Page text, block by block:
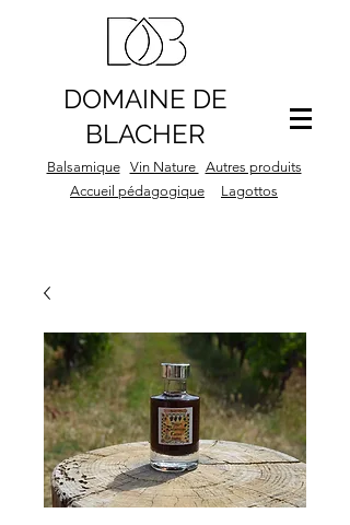
DOMAINE DE
BLACHER
Balsamique Vin Nature Autres produits
Accueil pédagogique
Lagottos